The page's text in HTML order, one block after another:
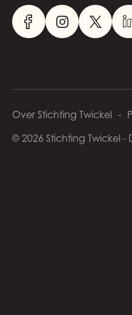
Over Stichting Twickel
© 2026 Stichting Twickel -